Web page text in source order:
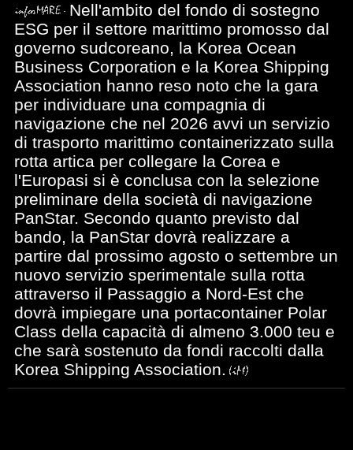
Nell'ambito del fondo di sostegno
ESG per il settore marittimo promosso dal
governo sudcoreano, la Korea Ocean
Business Corporation e la Korea Shipping
Association hanno reso noto che la gara
per individuare una compagnia di
navigazione che nel 2026 avvi un servizio
di trasporto marittimo containerizzato sulla
rotta artica per collegare la Corea e
l'Europasi si è conclusa con la selezione
preliminare della società di navigazione
PanStar. Secondo quanto previsto dal
bando, la PanStar dovrà realizzare a
partire dal prossimo agosto o settembre un
nuovo servizio sperimentale sulla rotta
attraverso il Passaggio a Nord-Est che
dovrà impiegare una portacontainer Polar
Class della capacità di almeno 3.000 teu e
che sarà sostenuto da fondi raccolti dalla
Korea Shipping Association.